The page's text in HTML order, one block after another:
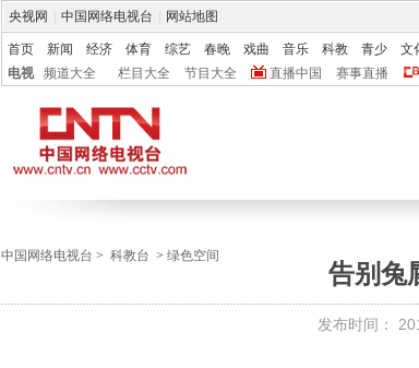
央视网 中国网络电视台 网站地图
首页 新闻 经济 体育 综艺 春晚 戏曲 音乐 科教 青少 文
电视
频道大全 栏目大全 节目大全 直播中国 赛事直播
中国网络电视台 > 科教台 > 绿色空间
告别兔
发布时间：